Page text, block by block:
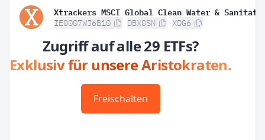
IE0007WJ6B10 DBX0SN XDG6
Zugriff auf alle 29 ETFs?
Exklusiv für unsere Aristokraten.
Freischalten